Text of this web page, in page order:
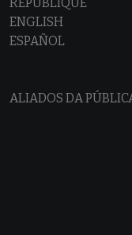
ENGLISH
ESPAÑOL
ALIADOS DA